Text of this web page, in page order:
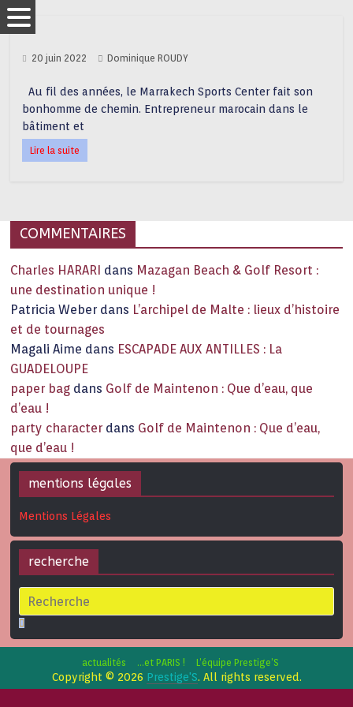
20 juin 2022 Dominique ROUDY
Au fil des années, le Marrakech Sports Center fait son
bonhomme de chemin. Entrepreneur marocain dans le
bâtiment et
Lire la suite
COMMENTAIRES
Charles HARARI dans Mazagan Beach & Golf Resort :
une destination unique !
Patricia Weber dans L’archipel de Malte : lieux d’histoire
et de tournages
Magali Aime dans ESCAPADE AUX ANTILLES : La
GUADELOUPE
paper bag dans Golf de Maintenon : Que d’eau, que
d’eau !
party character dans Golf de Maintenon : Que d’eau,
que d’eau !
mentions légales
Mentions Légales
recherche
actualités …et PARIS ! L’équipe Prestige’S
Copyright © 2026 Prestige'S. All rights reserved.